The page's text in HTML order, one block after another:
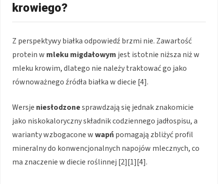
krowiego?
Z perspektywy białka odpowiedź brzmi nie. Zawartość
protein w mleku migdałowym jest istotnie niższa niż w
mleku krowim, dlatego nie należy traktować go jako
równoważnego źródła białka w diecie [4].
Wersje niesłodzonesprawdzają się jednak znakomicie
jako niskokaloryczny składnik codziennego jadłospisu, a
warianty wzbogacone wwapńpomagają zbliżyć profil
mineralny do konwencjonalnych napojów mlecznych, co
ma znaczenie w diecie roślinnej [2][1][4].